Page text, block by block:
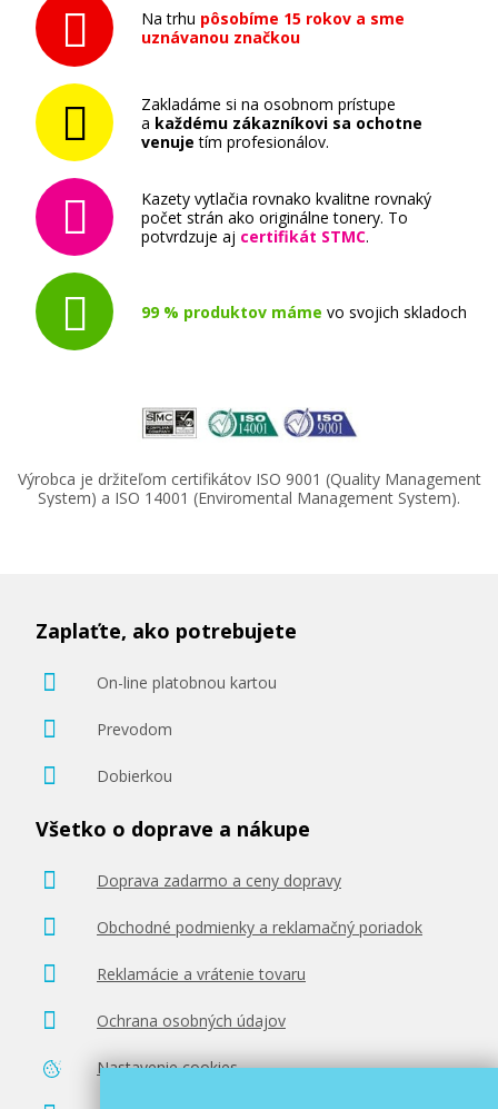
Na trhu pôsobíme 15 rokov a sme
uznávanou značkou
Zakladáme si na osobnom prístupe
a každému zákazníkovi sa ochotne
venuje tím profesionálov.
Kazety vytlačia rovnako kvalitne rovnaký
počet strán ako originálne tonery. To
potvrdzuje aj certifikát STMC.
99 % produktov máme vo svojich skladoch
Výrobca je držiteľom certifikátov ISO 9001 (Quality Management
System) a ISO 14001 (Enviromental Management System).
Zaplaťte, ako potrebujete
On-line platobnou kartou
Prevodom
Dobierkou
Všetko o doprave a nákupe
Doprava zadarmo a ceny dopravy
Obchodné podmienky a reklamačný poriadok
Reklamácie a vrátenie tovaru
Ochrana osobných údajov
Nastavenie cookies